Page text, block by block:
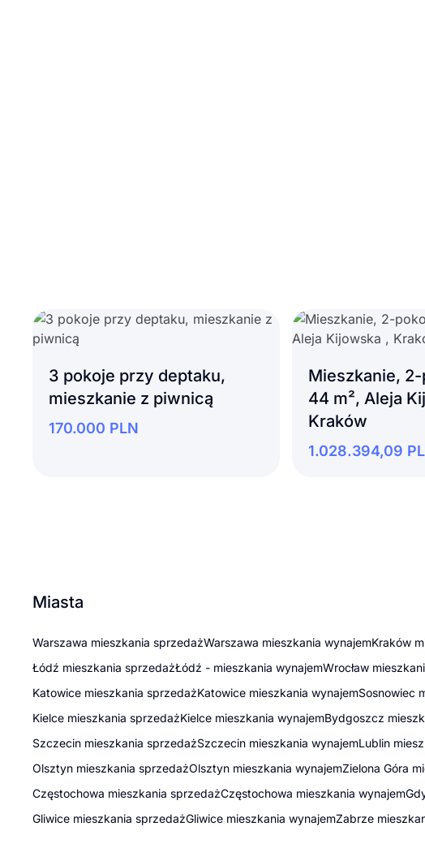
3 pokoje przy deptaku,
mieszkanie z piwnicą
170.000 PLN
Mieszkanie,
44 m², Aleja
Kraków
1.028.394,09
Miasta
Warszawa mieszkania sprzedażWarszawa mieszkania wynajemKraków
Łódź mieszkania sprzedażŁódź - mieszkania wynajemWrocław
Katowice mieszkania sprzedażKatowice mieszkania wynajemSosnowiec
Kielce mieszkania sprzedażKielce mieszkania wynajemBydgoszcz
Szczecin mieszkania sprzedażSzczecin mieszkania wynajemLublin
Olsztyn mieszkania sprzedażOlsztyn mieszkania wynajemZielona Góra
Częstochowa mieszkania sprzedażCzęstochowa mieszkania wynajem
Gliwice mieszkania sprzedażGliwice mieszkania wynajemZabrze